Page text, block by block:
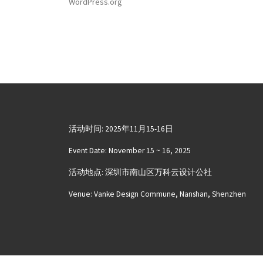
活动时间: 2025年11月15-16日
Event Date: November 15 ~ 16, 2025
活动地点: 深圳市南山区万科云设计公社
Venue: Vanke Design Commune, Nanshan, Shenzhen